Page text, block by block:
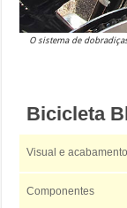
O sistema de
Bicicleta
Visual e acabamento
Componentes